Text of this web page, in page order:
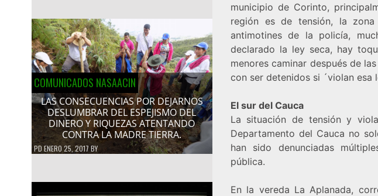
COMUNICADOS NASAACIN
LAS CONSECUENCIAS POR DEJARNOS
DESLUMBRAR DEL ESPEJISMO DEL
DINERO Y RIQUEZAS ATENTANDO
CONTRA LA MADRE TIERRA.
PDENERO 25, 2017 BY
municipio de Corinto,
región es de tensión, la
antimotines de la policía,
declarado la ley seca, hay
menores caminar después de
con ser detenidos si ´violan esa
El sur del Cauca
La situación de tensión y
Departamento del Cauca no
han sido denunciadas
pública.
En la vereda La Aplanada,